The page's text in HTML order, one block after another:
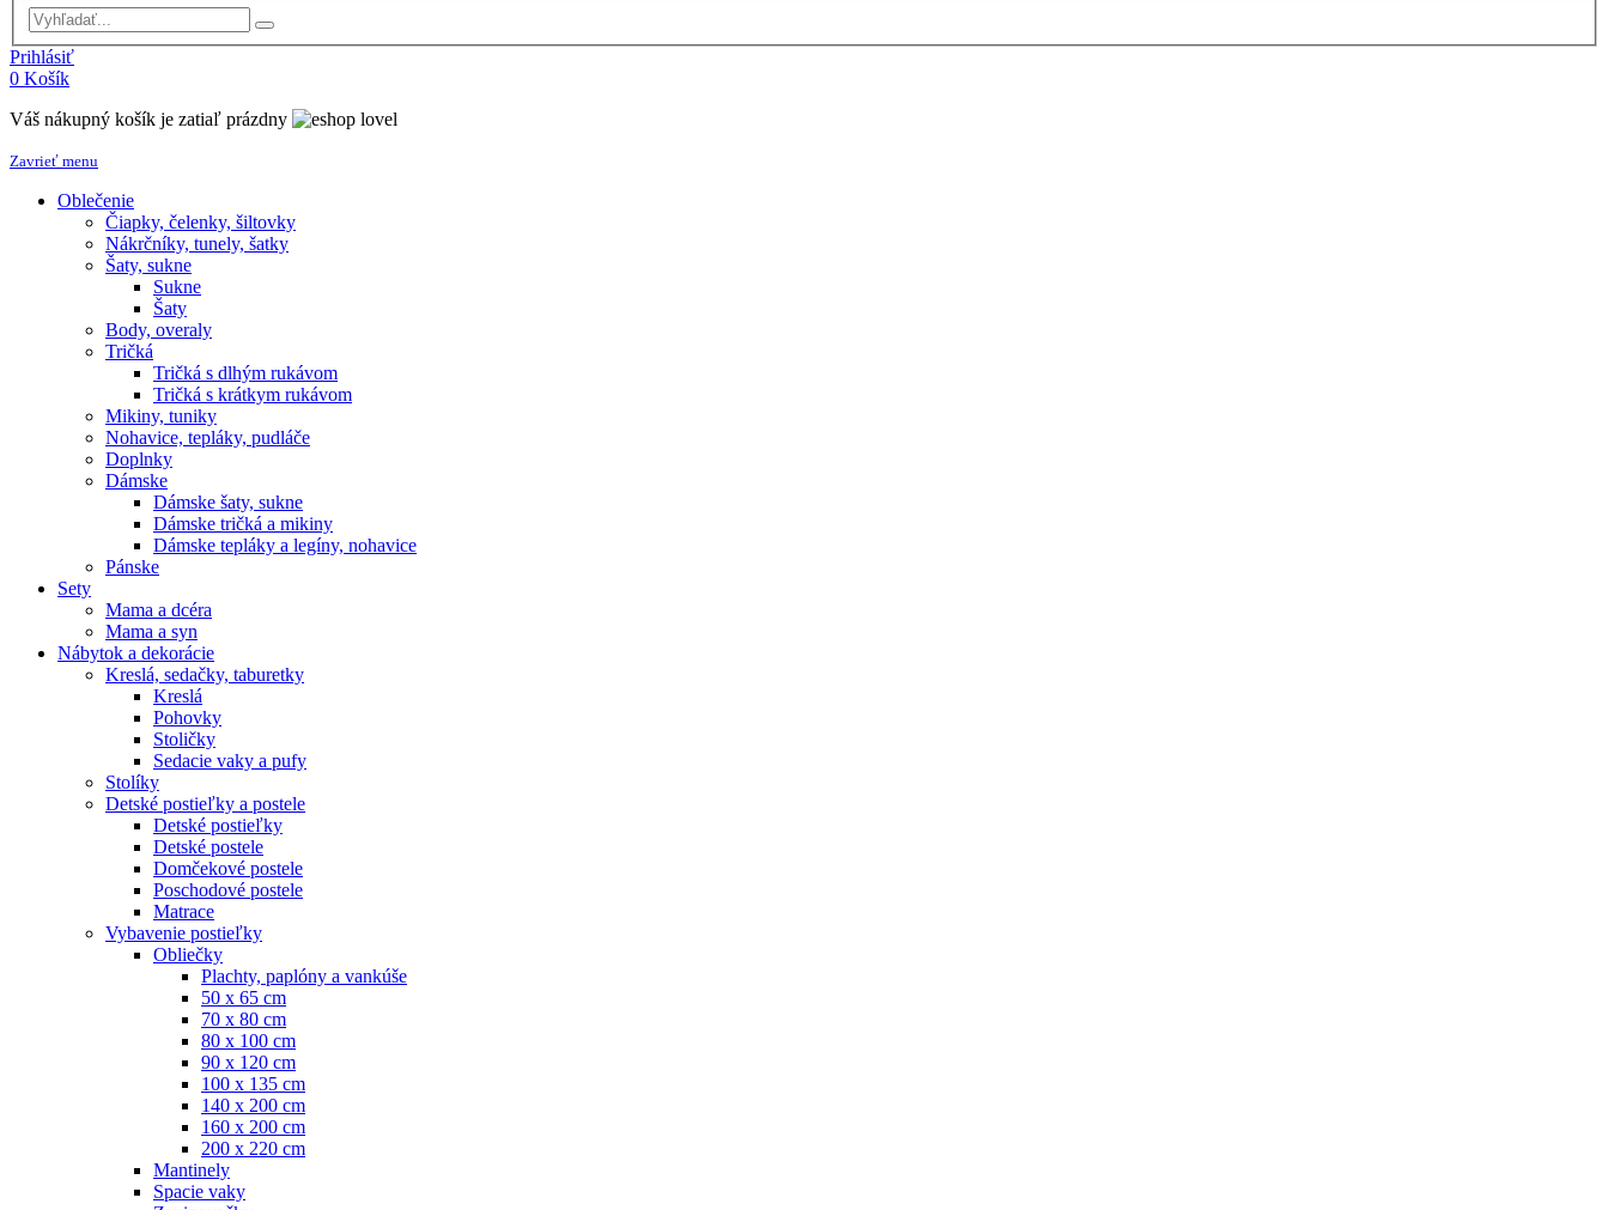
Prihlásiť
0 Košík
Váš nákupný košík je zatiaľ prázdny
Zavrieť menu
Oblečenie
Čiapky, čelenky, šiltovky
Nákrčníky, tunely, šatky
Šaty, sukne
Sukne
Šaty
Body, overaly
Tričká
Tričká s dlhým rukávom
Tričká s krátkym rukávom
Mikiny, tuniky
Nohavice, tepláky, pudláče
Doplnky
Dámske
Dámske šaty, sukne
Dámske tričká a mikiny
Dámske tepláky a legíny, nohavice
Pánske
Sety
Mama a dcéra
Mama a syn
Nábytok a dekorácie
Kreslá, sedačky, taburetky
Kreslá
Pohovky
Stoličky
Sedacie vaky a pufy
Stolíky
Detské postieľky a postele
Detské postieľky
Detské postele
Domčekové postele
Poschodové postele
Matrace
Vybavenie postieľky
Obliečky
Plachty, paplóny a vankúše
50 x 65 cm
70 x 80 cm
80 x 100 cm
90 x 120 cm
100 x 135 cm
140 x 200 cm
160 x 200 cm
200 x 220 cm
Mantinely
Spacie vaky